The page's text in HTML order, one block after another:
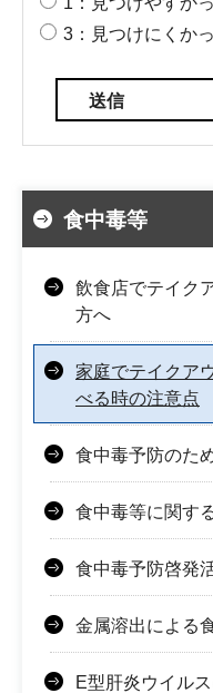
3：見つけにくか
食中毒等
飲食店でテイク
方へ
家庭でテイクア
べる時の注意点
食中毒予防のた
食中毒等に関す
食中毒予防啓発
金属溶出による
E型肝炎ウイルス